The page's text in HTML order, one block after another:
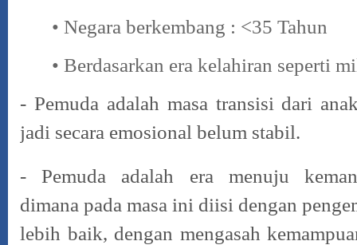
• Negara berkembang : <35 Tahun
• Berdasarkan era kelahiran seperti
- Pemuda adalah masa transisi dari
jadi secara emosional belum stabil.
- Pemuda adalah era menuju
dimana pada masa ini diisi dengan
lebih baik, dengan mengasah